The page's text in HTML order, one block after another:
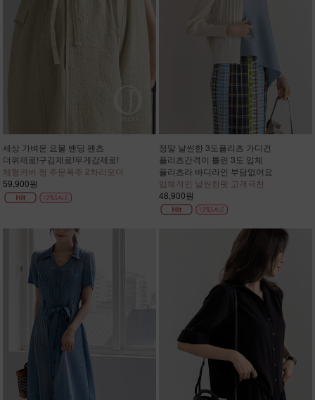
세상 가벼운 요물 밴딩 팬츠
더위제로!구김제로!무게감제로!
체형커버 짱 주문폭주 2차리오더
59,900원
정말 날씬한 3도플리츠 가디건
플리츠간격이 틀린 3도 입체
플리츠라 바디라인 부담없어요
입체적인 날씬한핏 고객극찬
48,900원